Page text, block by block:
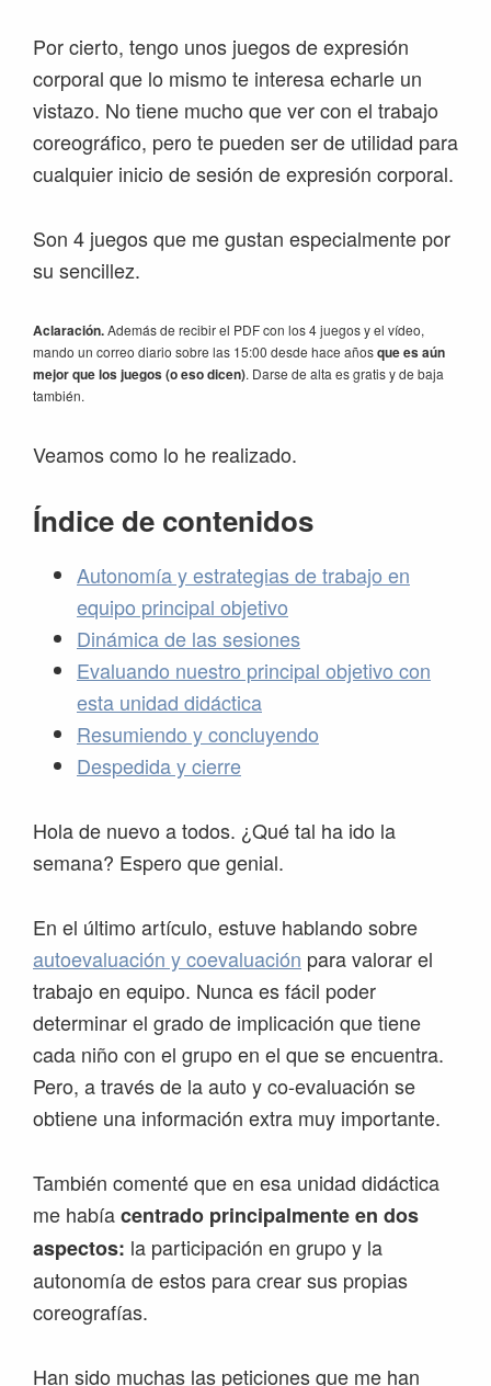
Por cierto, tengo unos juegos de expresión
corporal que lo mismo te interesa echarle un
vistazo. No tiene mucho que ver con el trabajo
coreográfico, pero te pueden ser de utilidad para
cualquier inicio de sesión de expresión corporal.
Son 4 juegos que me gustan especialmente por
su sencillez.
Aclaración.Además de recibir el PDF con los 4 juegos y el vídeo,
mando un correo diario sobre las 15:00 desde hace añosque es aún
mejor que los juegos (o eso dicen). Darse de alta es gratis y de baja
también.
Veamos como lo he realizado.
Índice de contenidos
Autonomía y estrategias de trabajo en
equipo principal objetivo
Dinámica de las sesiones
Evaluando nuestro principal objetivo con
esta unidad didáctica
Resumiendo y concluyendo
Despedida y cierre
Hola de nuevo a todos. ¿Qué tal ha ido la
semana? Espero que genial.
En el último artículo, estuve hablando sobre
autoevaluación y coevaluación para valorar el
trabajo en equipo. Nunca es fácil poder
determinar el grado de implicación que tiene
cada niño con el grupo en el que se encuentra.
Pero, a través de la auto y co-evaluación se
obtiene una información extra muy importante.
También comenté que en esa unidad didáctica
me habíacentrado principalmente en dos
aspectos: la participación en grupo y la
autonomía de estos para crear sus propias
coreografías.
Han sido muchas las peticiones que me han